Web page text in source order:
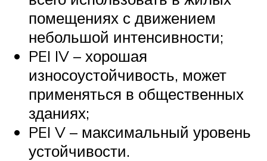
помещениях с движением
небольшой интенсивности;
PEI IV – хорошая
износоустойчивость, может
применяться в общественных
зданиях;
PEI V – максимальный уровень
устойчивости.